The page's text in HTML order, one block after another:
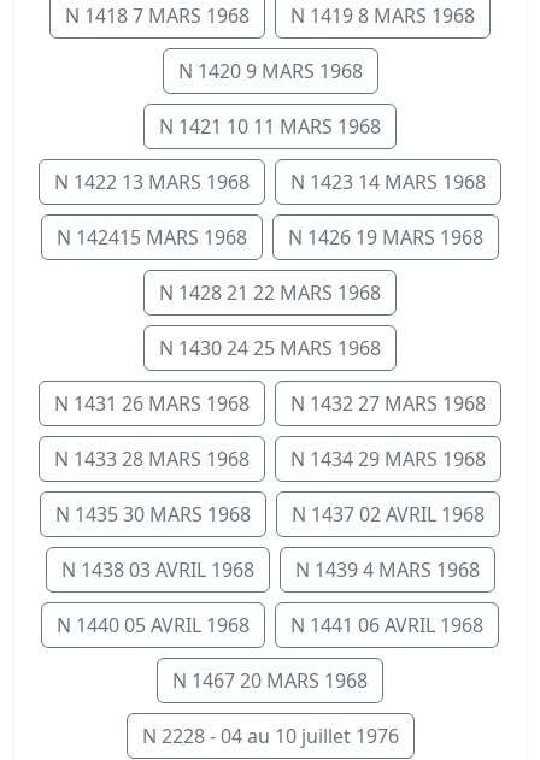
N 1418 7 MARS 1968 N 1419 8 MARS 1968
N 1420 9 MARS 1968
N 1421 10 11 MARS 1968
N 1422 13 MARS 1968 N 1423 14 MARS 1968
N 142415 MARS 1968 N 1426 19 MARS 1968
N 1428 21 22 MARS 1968
N 1430 24 25 MARS 1968
N 1431 26 MARS 1968 N 1432 27 MARS 1968
N 1433 28 MARS 1968 N 1434 29 MARS 1968
N 1435 30 MARS 1968 N 1437 02 AVRIL 1968
N 1438 03 AVRIL 1968 N 1439 4 MARS 1968
N 1440 05 AVRIL 1968 N 1441 06 AVRIL 1968
N 1467 20 MARS 1968
N 2228 - 04 au 10 juillet 1976